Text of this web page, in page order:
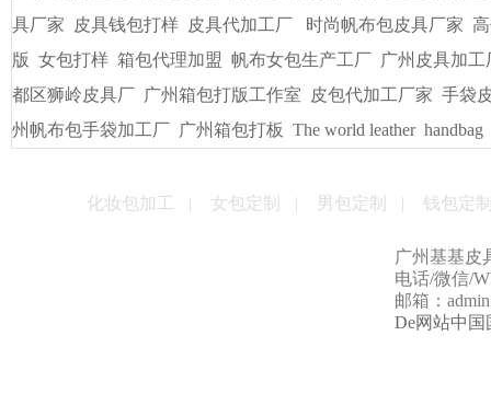
具厂家
皮具钱包打样 皮具代加工厂 时尚帆布包皮具厂家
版 女包打样 箱包代理加盟 帆布女包生产工厂 广州皮具加工
都区狮岭皮具厂 广州箱包打版工作室 皮包代加工厂家 手袋
州帆布包手袋加工厂 广州箱包打板 The world leather handbag
化妆包加工 | 女包定制 | 男包定制 | 钱包定
广州基基皮
电话/微信/
邮箱：
De网站中国